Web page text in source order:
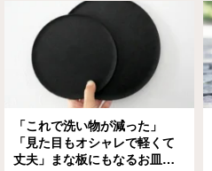
「これで洗い物が減った」
「見た目もオシャレで軽くて
丈夫」まな板にもなるお皿